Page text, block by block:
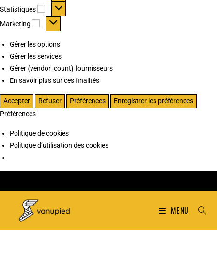
Statistiques Statistiques
Marketing Marketing
Gérer les options
Gérer les services
Gérer {vendor_count} fournisseurs
En savoir plus sur ces finalités
Accepter Refuser Préférences
Enregistrer les préférences
Préférences
Politique de cookies
Politique d’utilisation des cookies
MENU